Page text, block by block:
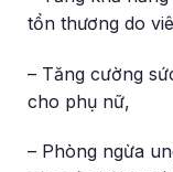
tổn thương do
– Tăng cường
cho phụ nữ,
– Phòng ngừa